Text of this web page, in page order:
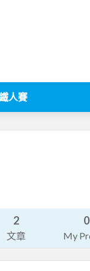
人賽
2
文章
0
My